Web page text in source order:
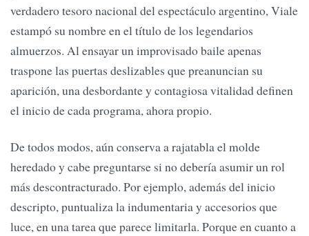
verdadero tesoro nacional del espectáculo argentino, Viale
estampó su nombre en el título de los legendarios
almuerzos. Al ensayar un improvisado baile apenas
traspone las puertas deslizables que preanuncian su
aparición, una desbordante y contagiosa vitalidad definen
el inicio de cada programa, ahora propio.
De todos modos, aún conserva a rajatabla el molde
heredado y cabe preguntarse si no debería asumir un rol
más descontracturado. Por ejemplo, además del inicio
descripto, puntualiza la indumentaria y accesorios que
luce, en una tarea que parece limitarla. Porque en cuanto a